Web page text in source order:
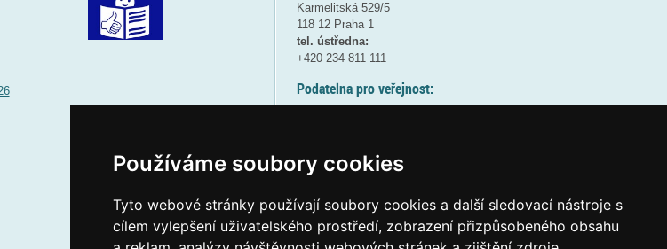
Používáme soubory cookies
Tyto webové stránky používají soubory cookies a další sledovací nástroje s
cílem vylepšení uživatelského prostředí, zobrazení přizpůsobeného obsahu
Karmelitská 529/5
118 12 Praha 1
tel. ústředna:
+420 234 811 111
Podatelna pro veřejnost:
(více informací
Elektronická podatelna: